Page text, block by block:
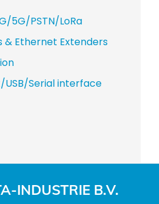
5G/PSTN/LoRa
& Ethernet Extenders
Serial interface
INDUSTRIE B.V.